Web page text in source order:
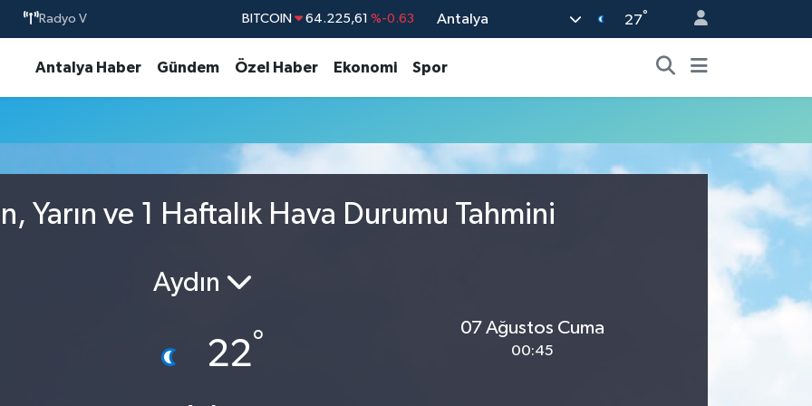
Radyo V BITCOIN 64.225,61 %-0.63
GRAM ALTIN 6510.40 %0.45
Antalya 27°
Antalya Haber Gündem Özel Haber Ekonomi Spor
Yarın ve 1 Haftalık Hava Durumu Tahmini
Aydın
22°
07 Ağustos Cuma
00:45